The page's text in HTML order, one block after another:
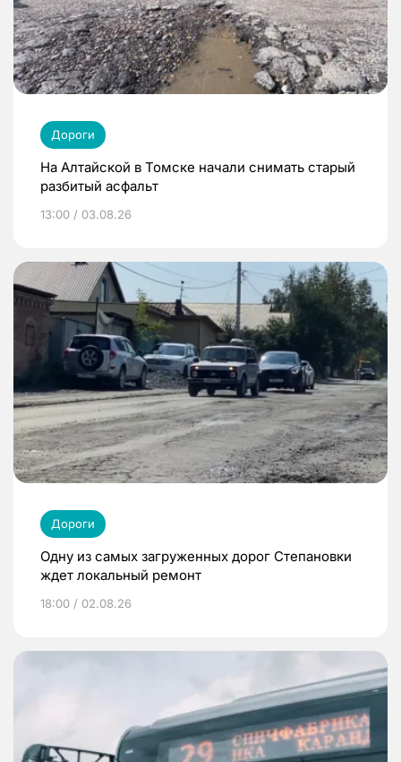
Дороги
На Алтайской в Томске начали снимать старый
разбитый асфальт
13:00 / 03.08.26
Дороги
Одну из самых загруженных дорог Степановки
ждет локальный ремонт
18:00 / 02.08.26